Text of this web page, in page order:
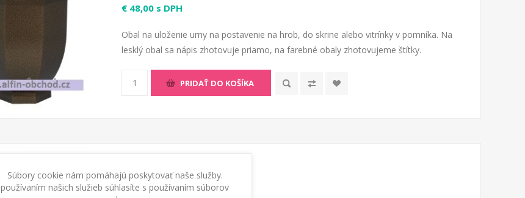
€ 48,00 s DPH
Obal na uloženie urny na postavenie na hrob, do skrine alebo vitrínky v pomníka. Na
lesklý obal sa nápis zhotovuje priamo, na farebné obaly zhotovujeme štítky.
PRIDAŤ DO KOŠÍKA
Obal na urnu biela
Súbory cookie nám pomáhajú poskytovať naše služby.
používaním našich služieb súhlasíte s používaním súborov